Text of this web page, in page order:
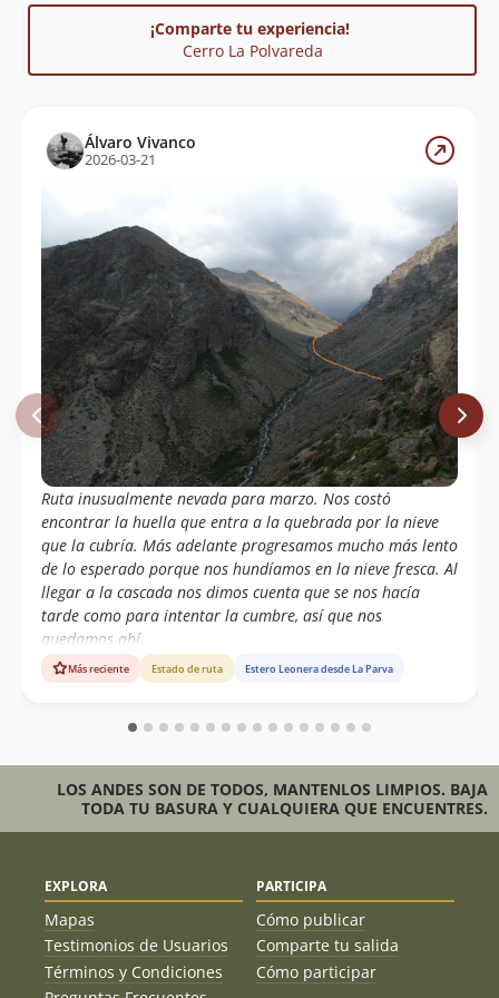
Aldo Caneo
08/10/16
Lorena Riffo
10/09/16
Francisco Armijo
21/03/15 Felipe Vial Tagle
19/03/15
Ana Almarza Gajardo, Francisco Acuña
Y Luis Caceres
08/02/14
Juan Cristóbal Hurtado
21/11/13 Sole Pyl Y Sebastián Lago
12/10/13 Tito Nazar
09/09/12 Edgardo Duarte Jorquera
04/12/11 Sergio Baez
09/01/11
Álvaro Vivanco
Eduardo Atalah
¡Comparte tu experiencia!
Cerro La Polvareda
Álvaro Vivanco
2026-03-21
Ruta inusualmente nevada para marzo. Nos costó
encontrar la huella que entra a la quebrada por la nieve
que la cubría. Más adelante progresamos mucho más lento
de lo esperado porque nos hundíamos en la nieve fresca. Al
llegar a la cascada nos dimos cuenta que se nos hacía
tarde como para intentar la cumbre, así que nos
quedamos ahí.
Más reciente Estado de ruta Estero Leonera desde La Parva
LOS ANDES SON DE TODOS, MANTENLOS LIMPIOS. BAJA
TODA TU BASURA Y CUALQUIERA QUE ENCUENTRES.
EXPLORA
Mapas
Testimonios de Usuarios
Términos y Condiciones
PARTICIPA
Cómo publicar
Comparte tu salida
Cómo participar